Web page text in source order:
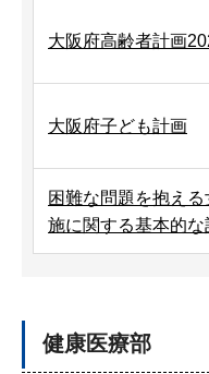
大阪府高齢者計画
大阪府子ども計画
困難な問題を抱え
施に関する基本的な
健康医療部